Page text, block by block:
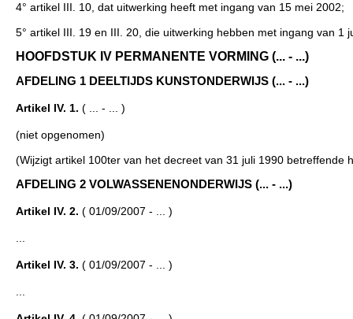
4° artikel III. 10, dat uitwerking heeft met ingang van 15 mei 2002;
5° artikel III. 19 en III. 20, die uitwerking hebben met ingang van 1
HOOFDSTUK IV PERMANENTE VORMING (... - ...)
AFDELING 1 DEELTIJDS KUNSTONDERWIJS (... - ...)
Artikel IV. 1. ( ... - ... )
(niet opgenomen)
(Wijzigt artikel 100ter van het decreet van 31 juli 1990 betreffende
AFDELING 2 VOLWASSENENONDERWIJS (... - ...)
Artikel IV. 2. ( 01/09/2007 - ... )
Artikel IV. 3. ( 01/09/2007 - ... )